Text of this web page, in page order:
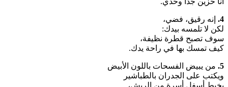
4.
إنه رقيق، فضي،
لكن لا تلمسه بيدك:
سوف تصبح قطرة نظيفة،
كيف تمسك بها في راحة يدك.
5. من يبيض الفسحات باللون الأبيض
ويكتب على الجدران بالطباشير